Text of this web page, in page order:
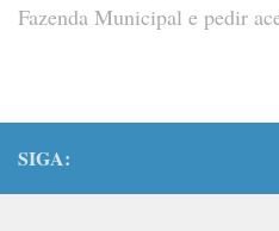
Fazenda Municipal e pedir
SIGA: